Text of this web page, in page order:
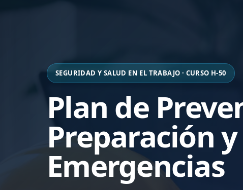
SEGURIDAD Y SALUD EN EL TRABAJO · CURSO H-50
Plan de
Preparación
Emergencias